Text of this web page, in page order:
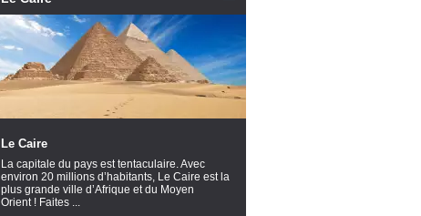
Le Caire
La capitale du pays est tentaculaire. Avec
environ 20 millions d’habitants, Le Caire est la
plus grande ville d’Afrique et du Moyen
Orient ! Faites ...